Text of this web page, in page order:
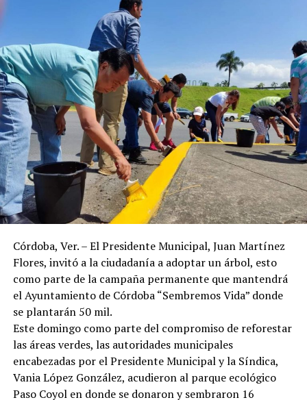
Córdoba, Ver. – El Presidente Municipal, Juan Martínez
Flores, invitó a la ciudadanía a adoptar un árbol, esto
como parte de la campaña permanente que mantendrá
el Ayuntamiento de Córdoba “Sembremos Vida” donde
se plantarán 50 mil.
Este domingo como parte del compromiso de reforestar
las áreas verdes, las autoridades municipales
encabezadas por el Presidente Municipal y la Síndica,
Vania López González, acudieron al parque ecológico
Paso Coyol en donde se donaron y sembraron 16